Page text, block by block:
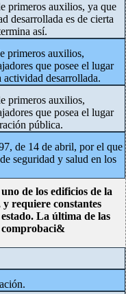
primeros auxilios, ya que
desarrollada es de cierta
así.
primeros auxilios,
que posee el lugar
desarrollada.
primeros auxilios,
que posea el lugar
pública.
de 14 de abril, por el que
seguridad y salud en los
de los edificios de la
requiere constantes
La última de las
comprobaci&